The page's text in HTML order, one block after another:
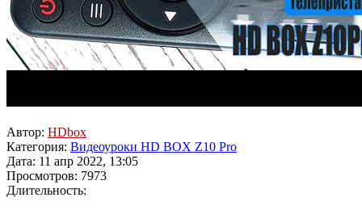
Автор: HDbox
Категория: Видеоуроки HD BOX Z10 Pro
Дата: 11 апр 2022, 13:05
Просмотров: 7973
Длительность: